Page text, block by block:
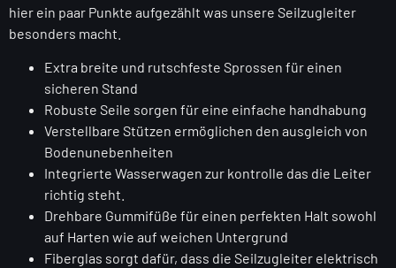
hier ein paar Punkte aufgezählt was unsere Seilzugleiter
besonders macht.
Extra breite und rutschfeste Sprossen für einen
sicheren Stand
Robuste Seile sorgen für eine einfache handhabung
Verstellbare Stützen ermöglichen den ausgleich von
Bodenunebenheiten
Integrierte Wasserwagen zur kontrolle das die Leiter
richtig steht.
Drehbare Gummifüße für einen perfekten Halt sowohl
auf Harten wie auf weichen Untergrund
Fiberglas sorgt dafür, dass die Seilzugleiter elektrisch